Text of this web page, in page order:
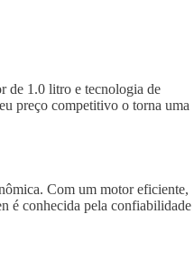
de 1.0 litro e tecnologia de
preço competitivo o torna uma
Com um motor eficiente,
é conhecida pela confiabilidade